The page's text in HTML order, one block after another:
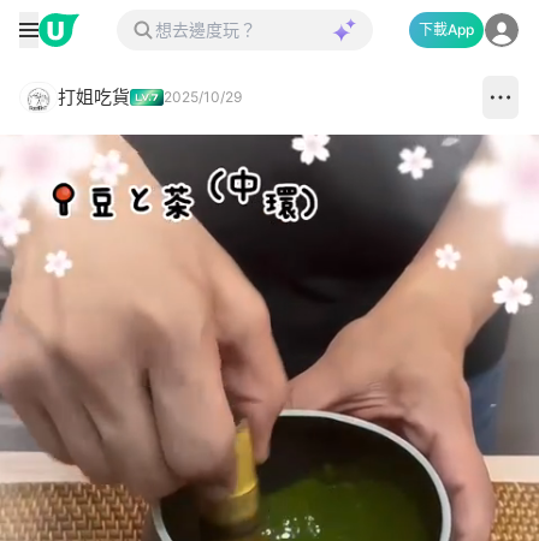
下載App
打姐吃貨 2025/10/29